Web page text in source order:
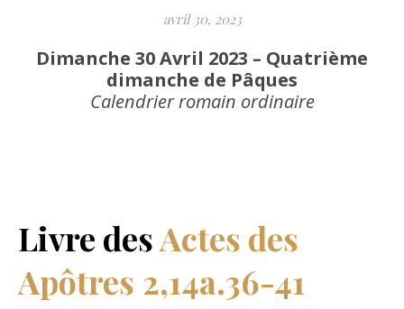
avril 30, 2023
Dimanche 30 Avril 2023 – Quatrième
dimanche de Pâques
Calendrier romain ordinaire
Livre desActes des
Apôtres 2,14a.36-41